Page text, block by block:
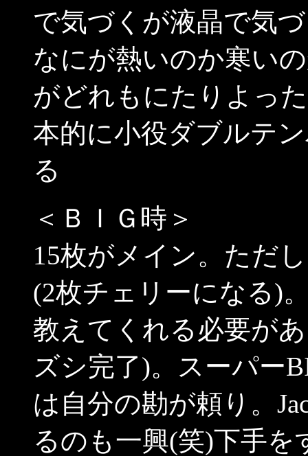
で気づくが液晶で気
なにが熱いのか寒い
がどれもにたりよっ
本的に小役ダブルテ
る
＜ＢＩＧ時＞
15枚がメイン。ただ
(2枚チェリーになる)
教えてくれる必要が
ズシ完了)。スーパー
は自分の勘が頼り。
るのも一興(笑)下手